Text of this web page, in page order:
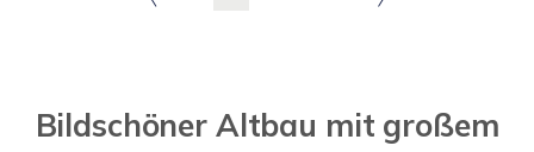
Bildschöner Altbau mit großem